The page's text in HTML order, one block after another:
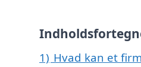
1) Hvad kan et